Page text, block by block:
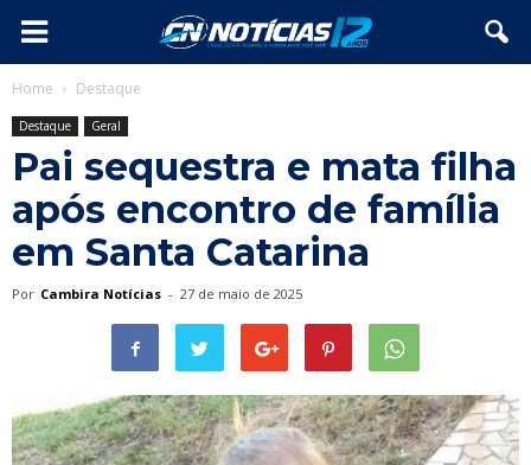
Home Destaque
Destaque Geral
Pai sequestra e mata filha
após encontro de família
em Santa Catarina
Por Cambira Notícias - 27 de maio de 2025